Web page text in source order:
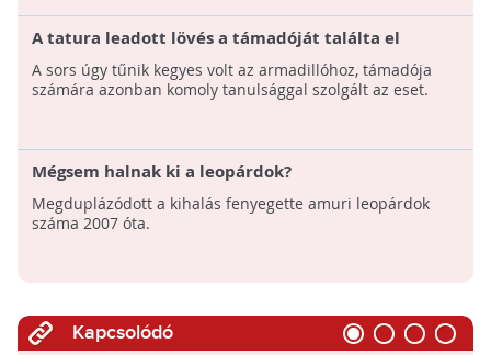
A tatura leadott lövés a támadóját találta el
A sors úgy tűnik kegyes volt az armadillóhoz, támadója
számára azonban komoly tanulsággal szolgált az eset.
Mégsem halnak ki a leopárdok?
Megduplázódott a kihalás fenyegette amuri leopárdok
száma 2007 óta.
Kapcsolódó